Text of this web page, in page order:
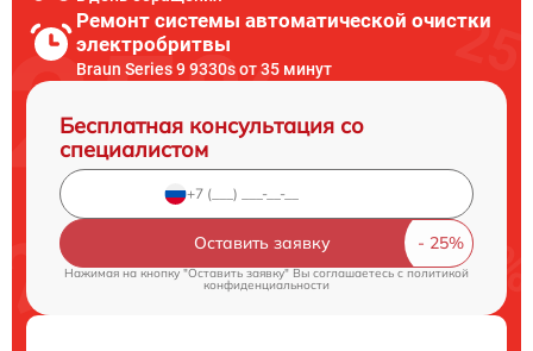
Ремонт системы автоматической очистки
электробритвы
Braun Series 9 9330s от 35 минут
Бесплатная консультация со
специалистом
Оставить заявку
Нажимая на кнопку "Оставить заявку" Вы соглашаетесь cполитикой
конфиденциальности